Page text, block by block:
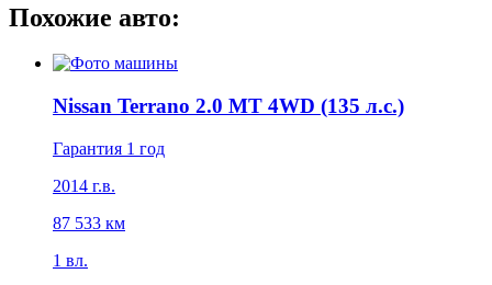
Похожие авто:
Nissan Terrano 2.0 MT 4WD (135 л.с.)
Гарантия 1 год
2014 г.в.
87 533 км
1 вл.